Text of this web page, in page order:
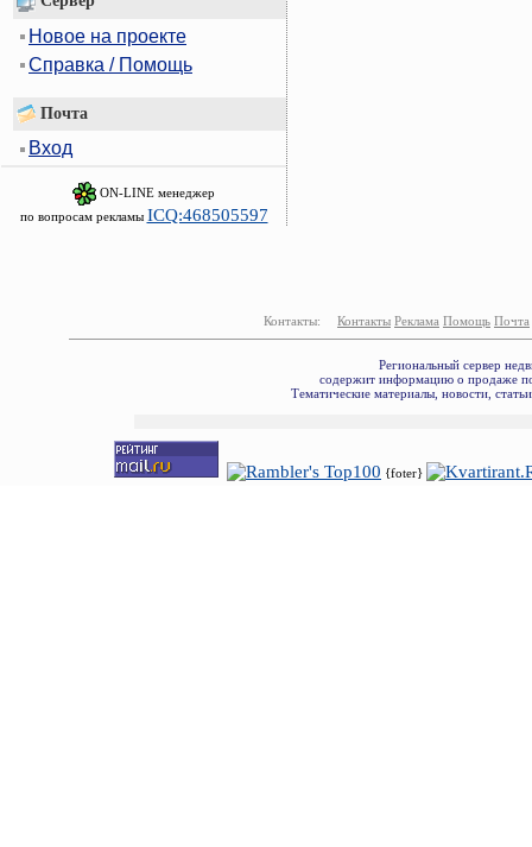
Новое на проекте
Справка / Помощь
Почта
Вход
ON-LINE менеджер
по вопросам рекламы ICQ:468505597
Контакты: Контакты Реклама Помощь Почта
Региональный сервер
содержит информацию о продаже
Тематические материалы, новости,
{foter}